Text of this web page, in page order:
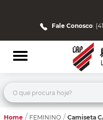
Fale Conosco:
O que procura hoje?
Home FEMININO Camiseta